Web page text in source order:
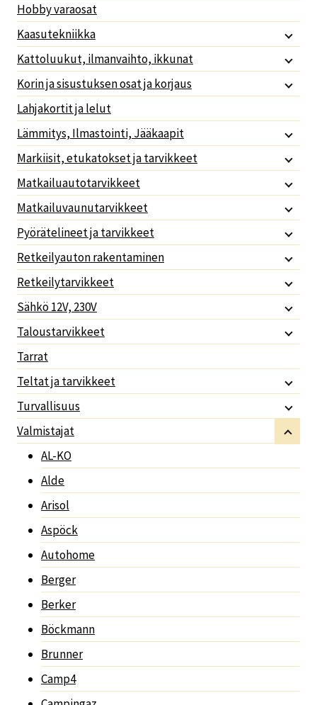
Hobby varaosat
Kaasutekniikka
Kattoluukut, ilmanvaihto, ikkunat
Korin ja sisustuksen osat ja korjaus
Lahjakortit ja lelut
Lämmitys, Ilmastointi, Jääkaapit
Markiisit, etukatokset ja tarvikkeet
Matkailuautotarvikkeet
Matkailuvaunutarvikkeet
Pyörätelineet ja tarvikkeet
Retkeilyauton rakentaminen
Retkeilytarvikkeet
Sähkö 12V, 230V
Taloustarvikkeet
Tarrat
Teltat ja tarvikkeet
Turvallisuus
Valmistajat
AL-KO
Alde
Arisol
Aspöck
Autohome
Berger
Berker
Böckmann
Brunner
Camp4